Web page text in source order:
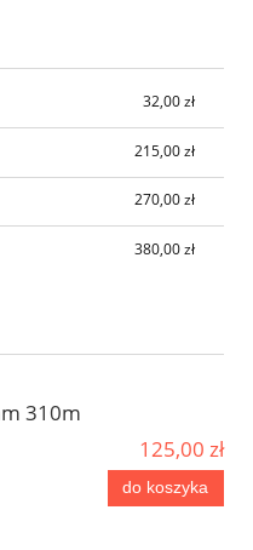
płatności
32,00 zł
215,00 zł
270,00 zł
380,00 zł
310m
125,00 zł
do koszyka